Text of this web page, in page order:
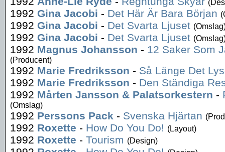
1992 Gina Jacobi - Det Här Är Bara Början
1992 Gina Jacobi - Det Svarta Ljuset
1992 Gina Jacobi - Det Svarta Ljuset
1992 Magnus Johansson - 12 Saker Som
(Producent)
1992 Marie Fredriksson - Så Länge Det
1992 Marie Fredriksson - Den Ständiga
1992 Mårten Jansson & Palatsorkestern -
(Omslag)
1992 Perssons Pack - Svenska Hjärtan
1992 Roxette - How Do You Do! (Layout)
1992 Roxette - Tourism (Design)